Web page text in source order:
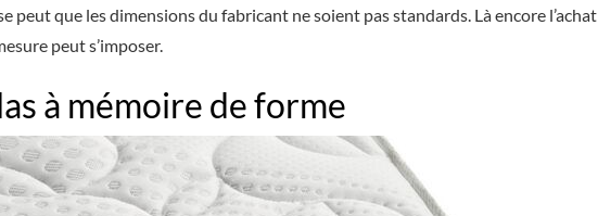
peut que les dimensions du fabricant ne soient pas standards. Là encore l’achat
peut s’imposer.
à mémoire de forme